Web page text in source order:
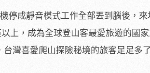
停成靜音模式工作全部丟到腦後，來
上，成為全球登山客最愛旅遊的國
灣喜愛爬山探險秘境的旅客足足多